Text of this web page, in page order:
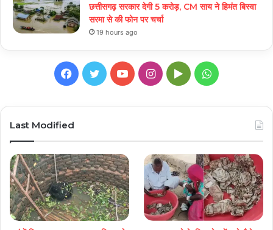
छत्तीसगढ़ सरकार देगी 5 करोड़, CM साय ने हिमंत बिस्वा
सरमा से की फोन पर चर्चा
19 hours ago
Facebook
TwitterYouTubeInstagram
GoogleWhatsApp
Last Modified